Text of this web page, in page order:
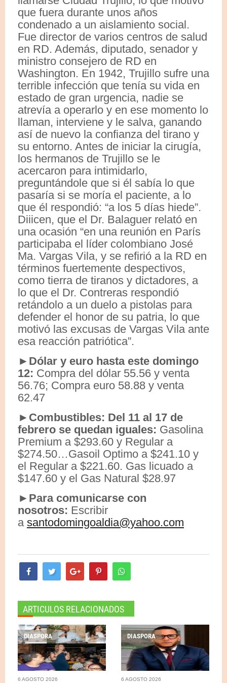
que fuera durante unos años
condenado a un aislamiento social.
Fue director de varios centros de salud
en RD. Además, diputado, senador y
ministro consejero de RD en
Washington. En 1942, Trujillo sufre una
terrible infección que tenía su vida en
estado de gran urgencia, nadie se
atrevía a operarlo y en ese momento lo
llaman, interviene y le salva, ganando
así de nuevo la confianza del tirano y
su entorno. Antes de iniciar la cirugía,
los hermanos de Trujillo se le
acercaron para intimidarlo,
preguntándole que si él sabía lo que
pasaría si se moría el paciente, a lo
que él respondió: “a los 5 días hiede”.
Diiicen, que el Dr. Balaguer relató en
una ocasión “en una reunión en París
participaba el líder colombiano José
Ma. Vargas Vila, y se refirió a la RD en
términos fuertemente despectivos,
como tierra de tiranos y dictadores, a
lo que el Dr. Contreras respondió
retándolo a un duelo a pistolas para
defender el honor de su patria, lo que
motivó las excusas de Vargas Vila ante
esa reacción patriótica”.
►Dólar y euro hasta este domingo
12: Compra del dólar 55.56 y venta
56.76; Compra euro 58.88 y venta
62.47
►Combustibles: Del 11 al 17 de
febrero se quedan iguales: Gasolina
Premium a $293.60 y Regular a
$274.50…Gasoil Optimo a $241.10 y
el Regular a $221.60. Gas licuado a
$147.60 y el Gas Natural $28.97
►Para comunicarse con
nosotros: Escribir
a santodomingoaldia@yahoo.com
ARTICULOS RELACIONADOS
DIASPORA
6 AGOSTO 2026
DIASPORA
6 AGOSTO 2026